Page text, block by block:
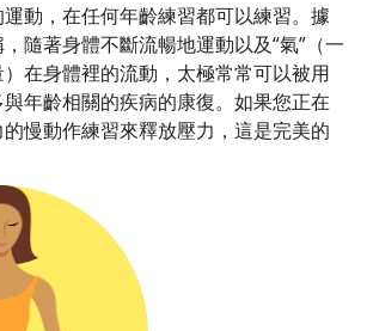
動，在任何年齡練習都可以練習。據
隨著身體不斷流暢地運動以及“氣”（一
在身體裡的流動，太極常常可以被用
年齡相關的疾病的康復。如果您正在
慢動作練習來釋放壓力，這是完美的